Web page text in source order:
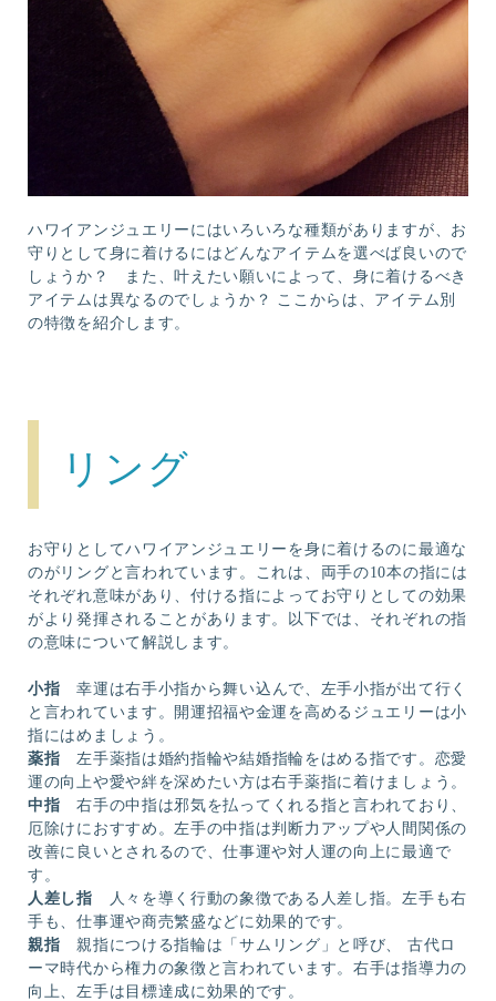
ハワイアンジュエリーにはいろいろな種類がありますが、お
守りとして身に着けるにはどんなアイテムを選べば良いので
しょうか？ また、叶えたい願いによって、身に着けるべき
アイテムは異なるのでしょうか？ ここからは、アイテム別
の特徴を紹介します。
リング
お守りとしてハワイアンジュエリーを身に着けるのに最適な
のがリングと言われています。これは、両手の10本の指には
それぞれ意味があり、付ける指によってお守りとしての効果
がより発揮されることがあります。以下では、それぞれの指
の意味について解説します。
小指 幸運は右手小指から舞い込んで、左手小指が出て行く
と言われています。開運招福や金運を高めるジュエリーは小
指にはめましょう。
薬指 左手薬指は婚約指輪や結婚指輪をはめる指です。恋愛
運の向上や愛や絆を深めたい方は右手薬指に着けましょう。
中指 右手の中指は邪気を払ってくれる指と言われており、
厄除けにおすすめ。左手の中指は判断力アップや人間関係の
改善に良いとされるので、仕事運や対人運の向上に最適で
す。
人差し指 人々を導く行動の象徴である人差し指。左手も右
手も、仕事運や商売繁盛などに効果的です。
親指 親指につける指輪は「サムリング」と呼び、 古代ロ
ーマ時代から権力の象徴と言われています。右手は指導力の
向上、左手は目標達成に効果的です。